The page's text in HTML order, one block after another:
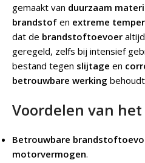
gemaakt van duurzaam
brandstof en extreme
dat de brandstoftoevoer
geregeld, zelfs bij intensief
bestand tegen slijtage en
betrouwbare werking
Voordelen van
Betrouwbare
motorvermogen.